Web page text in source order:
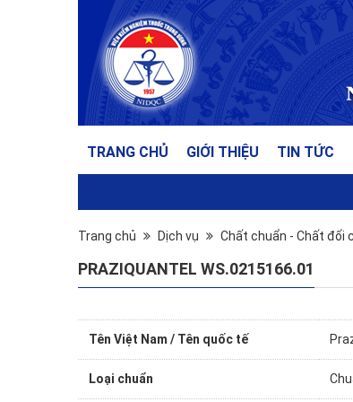
TRANG CHỦ GIỚI THIỆU TIN TỨC
Trang chủ Dịch vụ Chất chuẩn - Chất đối
PRAZIQUANTEL WS.0215166.01
Tên Việt Nam / Tên quốc tế
Loại chuẩn